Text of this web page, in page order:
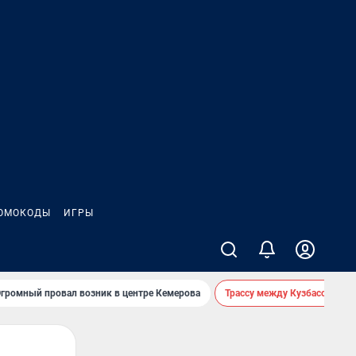
ИГРЫ
провал возник в центре Кемерова Трассу между Кузбассом и